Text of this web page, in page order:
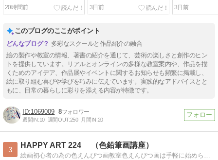
20時間前
3日前
3日前
このブログのここがポイント
多彩なスクールと作品紹介の融合
絵の製作や教室の情報、著書の紹介を通じて、芸術の楽しさと創作のヒン
トを提供しています。リアルとオンラインの多様な教室案内や、作品を描
くためのアイデア、作品展やイベントに関するお知らせも頻繁に掲載し、
絵に取り組む喜びや学びを巧みに伝えています。実践的なアドバイスとと
もに、日常の暮らしに彩りを添える内容が特徴です。
1069009 8
週間IN:10 週間OUT:250 月間IN:20
3
HAPPY ART 224 （色鉛筆画講座）
絵画初心者の為の色えんぴつ画教室色えんぴつ画は手軽に始められますが本格的に描ける様にお伝えしていきます。